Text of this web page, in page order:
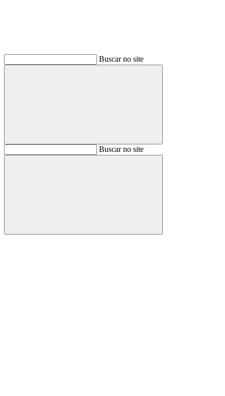
Buscar no site
BuscarBuscar no site
Buscar